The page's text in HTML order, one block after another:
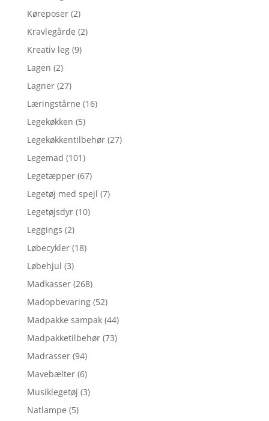
Køreposer (2)
Kravlegårde (2)
Kreativ leg (9)
Lagen (2)
Lagner (27)
Læringstårne (16)
Legekøkken (5)
Legekøkkentilbehør (27)
Legemad (101)
Legetæpper (67)
Legetøj med spejl (7)
Legetøjsdyr (10)
Leggings (2)
Løbecykler (18)
Løbehjul (3)
Madkasser (268)
Madopbevaring (52)
Madpakke sampak (44)
Madpakketilbehør (73)
Madrasser (94)
Mavebælter (6)
Musiklegetøj (3)
Natlampe (5)